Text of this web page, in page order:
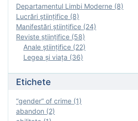
Departamentul Limbi Moderne (8)
Lucrări științifice (8)
Manifestări ştiinţifice (24)
Reviste ştiinţifice (58)
Anale ştiinţifice (22)
Legea şi viaţa (36)
Etichete
“gender” of crime (1)
abandon (2)